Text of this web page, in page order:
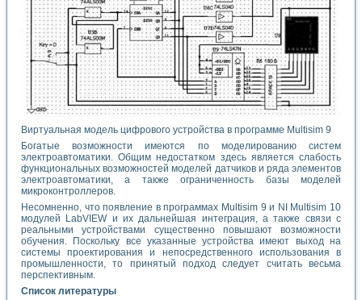
Виртуальная модель цифрового устройства в программе Multisim 9
Богатые возможности имеются по моделированию систем
электроавтоматики. Общим недостатком здесь является слабость
функциональных возможностей моделей датчиков и ряда элементов
электроавтоматики, а также ограниченность базы моделей
микроконтроллеров.
Несомненно, что появление в программах Multisim 9 и NI Multisim 10
модулей LabVIEW и их дальнейшая интеграция, а также связи с
реальными устройствами существенно повышают возможности
обучения. Поскольку все указанные устройства имеют выход на
системы проектирования и непосредственного использования в
промышленности, то принятый подход следует считать весьма
перспективным.
Список литературы